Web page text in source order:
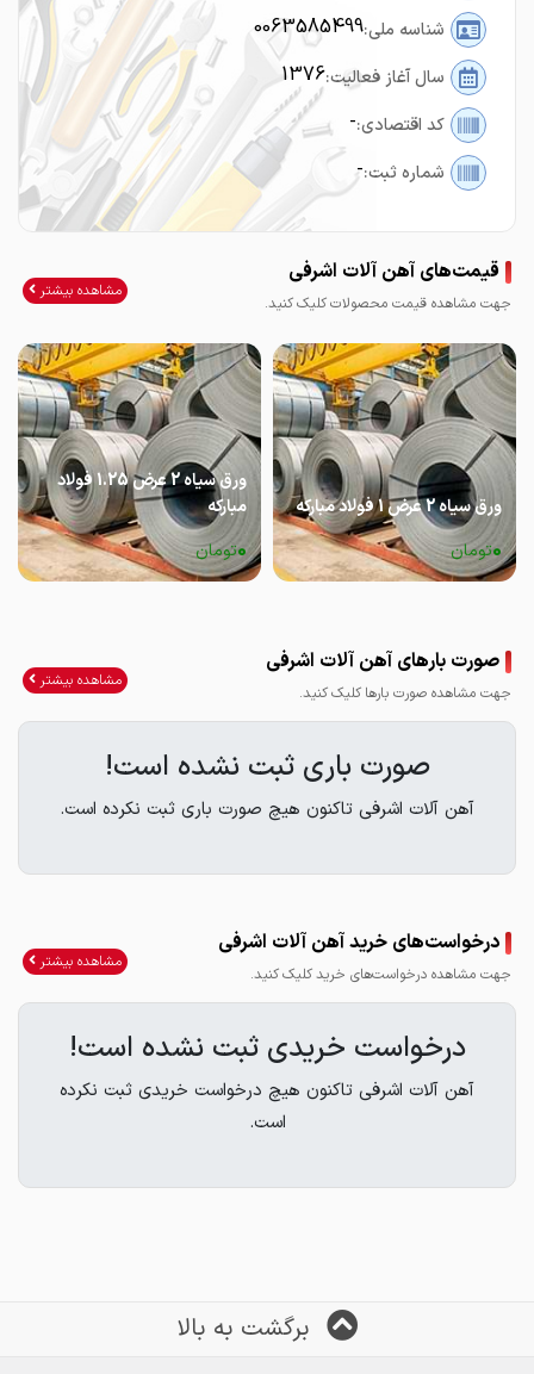
شناسه ملی:0063585499
سال آغاز فعالیت:1376
کد اقتصادی:-
شماره ثبت:-
قیمت‌های آهن آلات اشرفی
جهت مشاهده قیمت محصولات کلیک کنید.
مشاهده بیشتر
ورق سیاه 2 عرض 1 فولاد مبارکه
0تومان
ورق سیاه 2 عرض 1.25 فولاد
مبارکه
0تومان
صورت بارهای آهن آلات اشرفی
جهت مشاهده صورت بارها کلیک کنید.
مشاهده بیشتر
صورت باری ثبت نشده است!
آهن آلات اشرفی تاکنون هیچ صورت باری ثبت نکرده است.
درخواست‌های خرید آهن آلات اشرفی
جهت مشاهده درخواست‌های خرید کلیک کنید.
مشاهده بیشتر
درخواست خریدی ثبت نشده است!
آهن آلات اشرفی تاکنون هیچ درخواست خریدی ثبت نکرده
است.
برگشت به بالا